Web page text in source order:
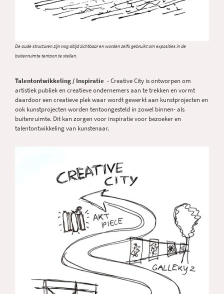
De oude structuren zijn nog altijd zichtbaar en worden zelfs gebruikt om exposities in de
buitenruimte tentoon te stellen.
Talentontwikkeling / Inspiratie - Creative City is ontworpen om
artistiek publiek en creatieve ondernemers aan te trekken en vormt
daardoor een creatieve plek waar wordt gewerkt aan kunstprojecten en
ook kunstprojecten worden tentoongesteld in zowel binnen- als
buitenruimte. Dit kan zorgen voor inspiratie voor bezoeker en
talentontwikkeling van kunstenaar.